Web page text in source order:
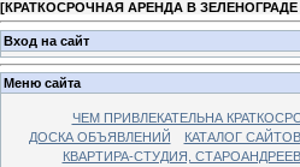
[КРАТКОСРОЧНАЯ АРЕНДА В ЗЕЛЕНОГРАДЕ 8
Вход на сайт
Меню сайта
ЧЕМ ПРИВЛЕКАТЕЛЬНА
ДОСКА ОБЪЯВЛЕНИЙ
КАТАЛОГ САЙТОВ
КВАРТИРА-СТУДИЯ,